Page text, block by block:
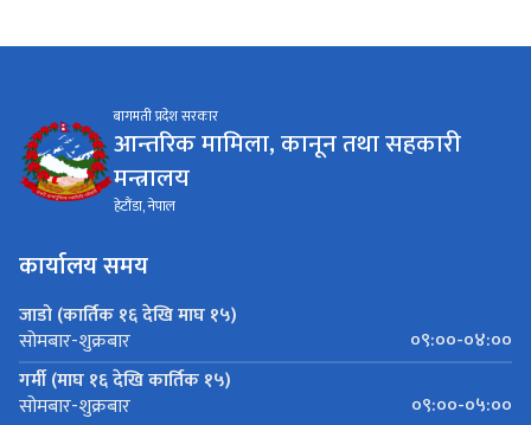
बागमती प्रदेश सरकार
आन्तरिक मामिला, कानून तथा सहकारी
मन्त्रालय
हेटौंडा, नेपाल
कार्यालय समय
जाडो (कार्तिक १६ देखि माघ १५)
सोमबार-शुक्रबार
०९:००-०४:००
गर्मी (माघ १६ देखि कार्तिक १५)
सोमबार-शुक्रबार ०९:००-०५:००